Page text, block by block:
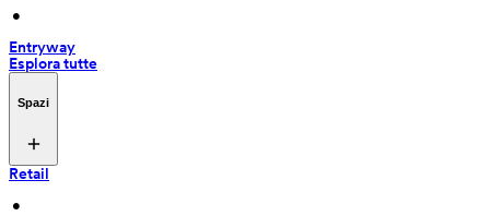
•
Entryway
Esplora tutte
Spazi
Retail
•